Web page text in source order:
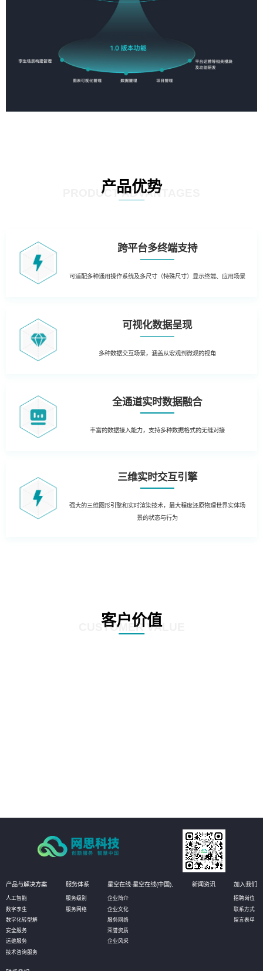
产品优势
PRODUCT ADVANTAGES
跨平台多终端支持
可适配多种通用操作系统及多尺寸（特殊尺寸）显示终端、应用场景
可视化数据呈现
多种数据交互场景，涵盖从宏观到微观的视角
全通道实时数据融合
丰富的数据接入能力，支持多种数据格式的无缝对接
三维实时交互引擎
强大的三维图形引擎和实时渲染技术，最大程度还原物理世界实体场
景的状态与行为
客户价值
CUSTOMER VALUE
产品与解决方案
人工智能
数字孪生
数字化转型解
安全服务
运维服务
技术咨询服务
服务体系
服务级别
服务网络
星空在线-星空在线(中国),
企业简介
企业文化
服务网络
荣誉资质
企业风采
新闻资讯 加入我们
招聘岗位
联系方式
留言表单